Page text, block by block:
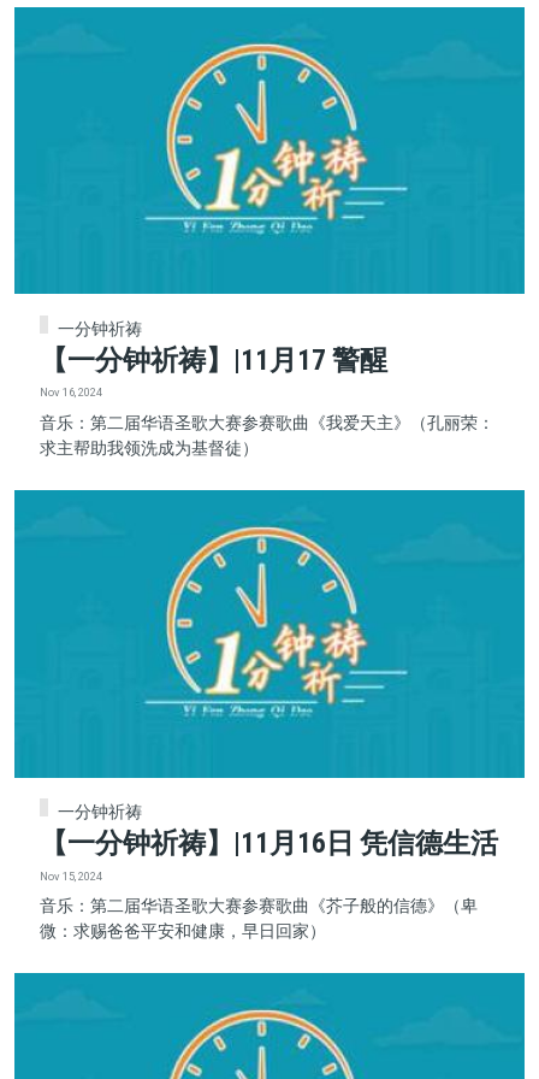
一分钟祈祷
【一分钟祈祷】|11月17 警醒
Nov 16, 2024
音乐：第二届华语圣歌大赛参赛歌曲《我爱天主》（孔丽荣：
求主帮助我领洗成为基督徒）
一分钟祈祷
【一分钟祈祷】|11月16日 凭信德生活
Nov 15, 2024
音乐：第二届华语圣歌大赛参赛歌曲《芥子般的信德》（卑
微：求赐爸爸平安和健康，早日回家）